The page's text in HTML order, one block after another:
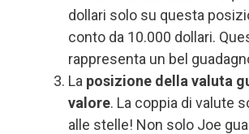
dollari solo su questa
conto da 10.000 dollari.
rappresenta un bel
La posizione della valuta
valore. La coppia di valute
alle stelle! Non solo Joe